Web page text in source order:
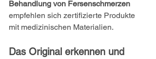
Behandlung von Fersenschmerzen
empfehlen sich zertifizierte Produkte
mit medizinischen Materialien.
Das Original erkennen und